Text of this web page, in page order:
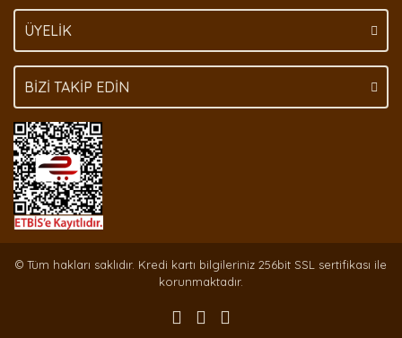
ÜYELİK
BİZİ TAKİP EDİN
© Tüm hakları saklıdır. Kredi kartı bilgileriniz 256bit SSL sertifikası ile
korunmaktadır.